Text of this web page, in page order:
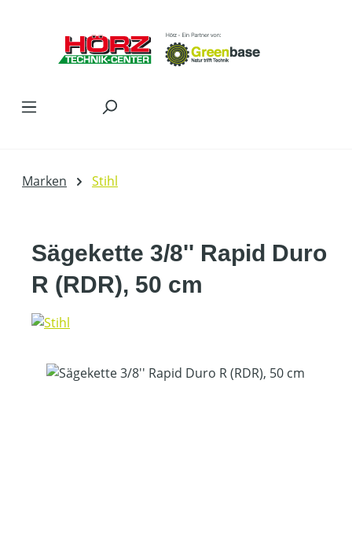
Marken Stihl
Sägekette 3/8'' Rapid Duro
R (RDR), 50 cm
Bildergalerie überspringen